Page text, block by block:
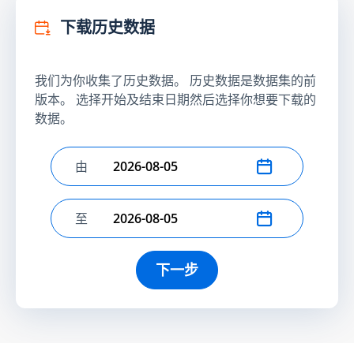
下载历史数据
我们为你收集了历史数据。 历史数据是数据集的前
版本。 选择开始及结束日期然后选择你想要下载的
数据。
选择开始日期
由
选择结束日期
至
下一步